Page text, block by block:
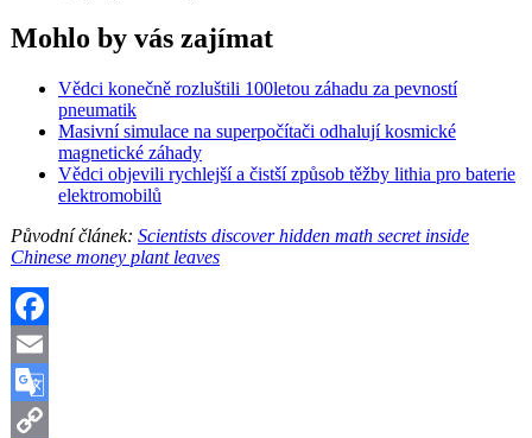
Mohlo by vás zajímat
Vědci konečně rozluštili 100letou záhadu za pevností
pneumatik
Masivní simulace na superpočítači odhalují kosmické
magnetické záhady
Vědci objevili rychlejší a čistší způsob těžby lithia pro baterie
elektromobilů
Původní článek: Scientists discover hidden math secret inside
Chinese money plant leaves
Facebook
Email
Google